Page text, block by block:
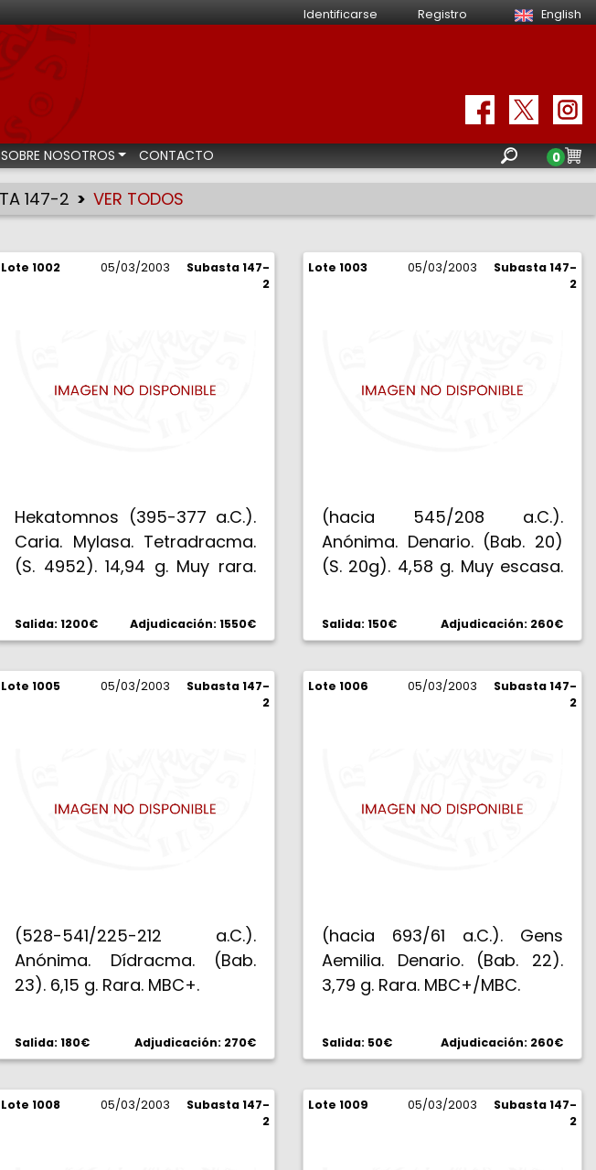
Identificarse Registro English
SOBRE NOSOTROS CONTACTO 0
147-2 VER TODOS
Lote 1002 05/03/2003
Subasta 147-
2
Hekatomnos (395-377 a.C.).
Caria. Mylasa. Tetradracma.
(S. 4952). 14,94 g. Muy rara.
Salida: 1200€ Adjudicación: 1550€
Lote 1003 05/03/2003
Subasta 147-
2
(hacia 545/208 a.C.).
Anónima. Denario. (Bab. 20)
(S. 20g). 4,58 g. Muy escasa.
Salida: 150€ Adjudicación: 260€
Lote 1005 05/03/2003
Subasta 147-
2
(528-541/225-212 a.C.).
Anónima. Dídracma. (Bab.
23). 6,15 g. Rara. MBC+.
Salida: 180€ Adjudicación: 270€
Lote 1006 05/03/2003
Subasta 147-
2
(hacia 693/61 a.C.). Gens
Aemilia. Denario. (Bab. 22).
3,79 g. Rara. MBC+/MBC.
Salida: 50€ Adjudicación: 260€
Lote 1008 05/03/2003
Subasta 147-
2
Lote 1009 05/03/2003
Subasta 147-
2